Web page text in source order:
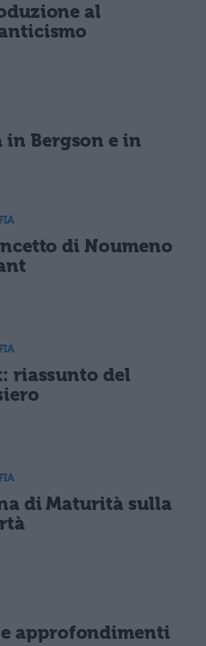
al
Bergson e in
di Noumeno
riassunto del
di Maturità sulla
approfondimenti